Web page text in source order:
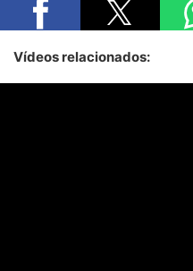
Vídeos relacionados: